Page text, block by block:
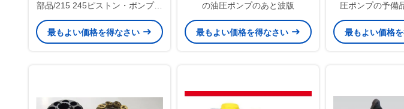
部品/215 245ピストン・ポンプの
部品
最もよい価格を得なさい
の油圧ポンプのあと波版
最もよい価格を得なさい
圧ポンプの予備
最もよい価格